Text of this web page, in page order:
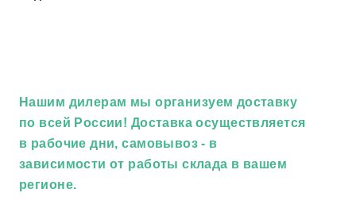
Нашим дилерам мы организуем доставку
по всей России! Доставка осуществляется
в рабочие дни, самовывоз - в
зависимости от работы склада в вашем
регионе.